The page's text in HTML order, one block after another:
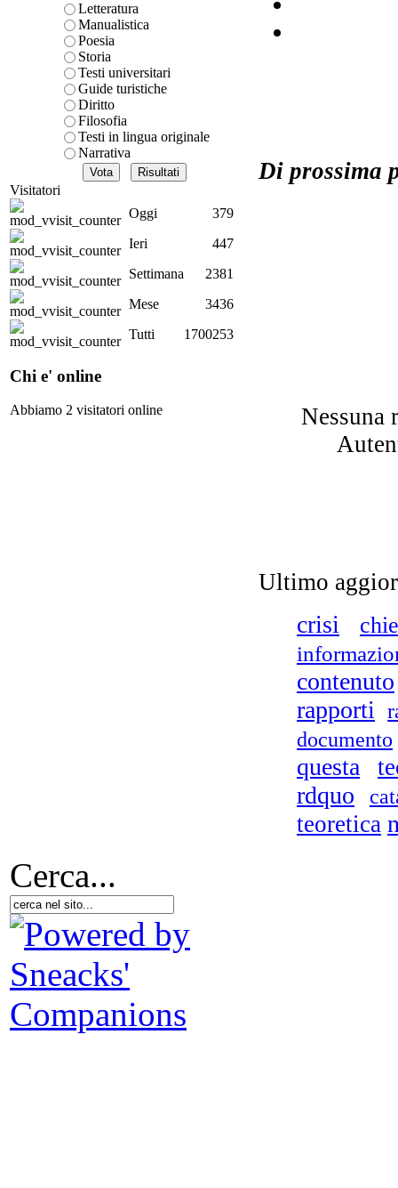
Letteratura
Manualistica
Poesia
Storia
Testi universitari
Guide turistiche
Diritto
Filosofia
Testi in lingua originale
Narrativa
Visitatori
Oggi
379
Ieri
447
Settimana
2381
Mese
3436
Tutti
1700253
Chi e' online
Abbiamo 2 visitatori online
Di prossima
Nessuna
Ultimo
crisi
contenuto
rapporti
documento
questa
rdquo
teoretica
Cerca...